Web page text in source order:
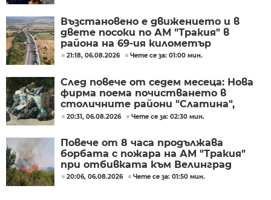
Възстановено е движението и в
двете посоки по АМ "Тракия" в
района на 69-ия километър
21:18, 06.08.2026 Чете се за: 01:00 мин.
След повече от седем месеца: Нова
фирма поема почистването в
столичните райони "Слатина",
"Подуяне" и "Изгрев"
20:31, 06.08.2026 Чете се за: 02:30 мин.
Повече от 8 часа продължава
борбата с пожара на АМ "Тракия"
при отбивката към Велинград
20:06, 06.08.2026 Чете се за: 01:50 мин.